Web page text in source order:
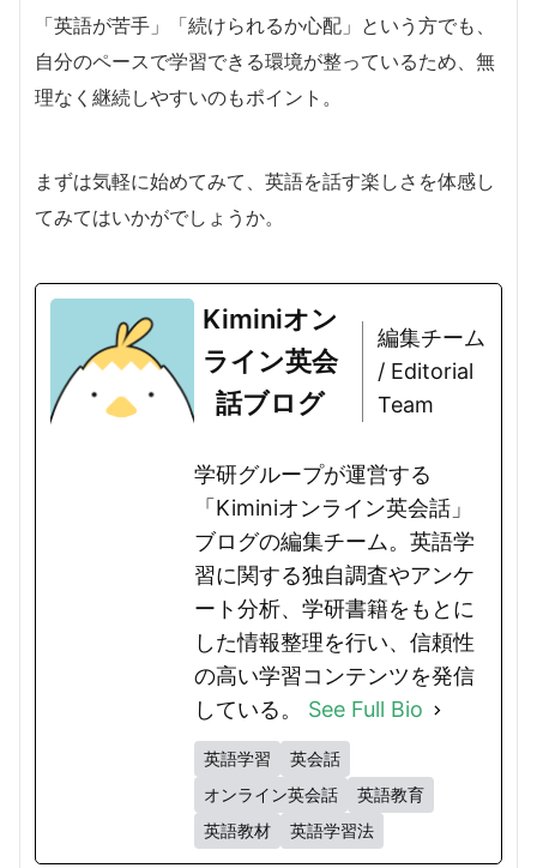
「英語が苦手」「続けられるか心配」という方でも、
自分のペースで学習できる環境が整っているため、無
理なく継続しやすいのもポイント。
まずは気軽に始めてみて、英語を話す楽しさを体感し
てみてはいかがでしょうか。
Kiminiオン
ライン英会
話ブログ
編集チーム
/ Editorial
Team
学研グループが運営する
「Kiminiオンライン英会話」
ブログの編集チーム。英語学
習に関する独自調査やアンケ
ート分析、学研書籍をもとに
した情報整理を行い、信頼性
の高い学習コンテンツを発信
している。 See Full Bio
英語学習
英会話
オンライン英会話
英語教育
英語教材
英語学習法